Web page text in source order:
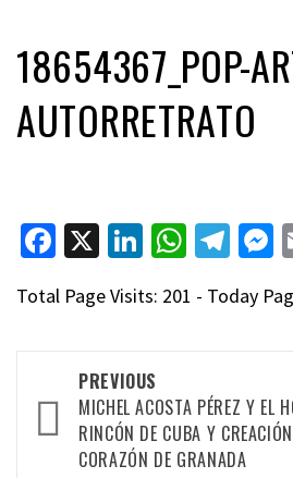
18654367_POP-
AUTORRETRATO
Facebook
X LinkedIn
Total Page Visits: 201 - Today
navigation
PREVIOUS
MICHEL ACOSTA PÉREZ Y EL
RINCÓN DE CUBA Y
CORAZÓN DE GRANADA